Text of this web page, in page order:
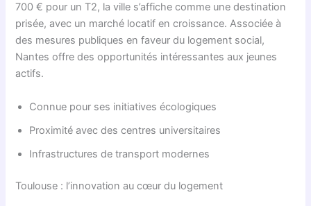
700 € pour un T2, la ville s’affiche comme une destination
prisée, avec un marché locatif en croissance. Associée à
des mesures publiques en faveur du logement social,
Nantes offre des opportunités intéressantes aux jeunes
actifs.
Connue pour ses initiatives écologiques
Proximité avec des centres universitaires
Infrastructures de transport modernes
Toulouse : l’innovation au cœur du logement